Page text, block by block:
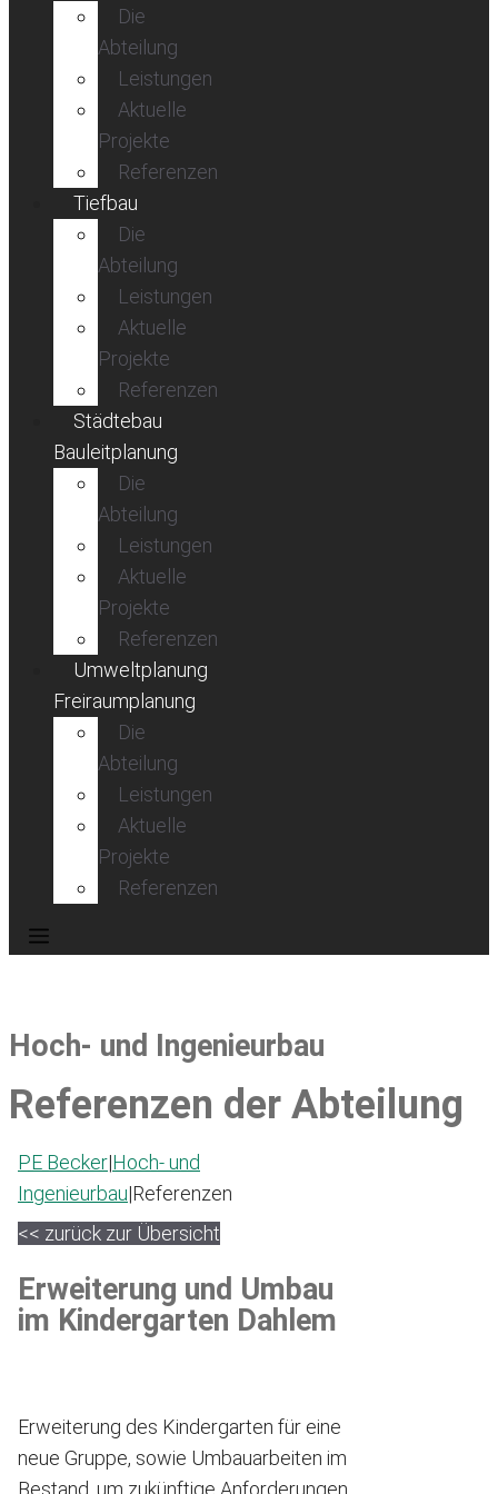
Die
Abteilung
Leistungen
Aktuelle
Projekte
Referenzen
Tiefbau
Die
Abteilung
Leistungen
Aktuelle
Projekte
Referenzen
Städtebau
Bauleitplanung
Die
Abteilung
Leistungen
Aktuelle
Projekte
Referenzen
Umweltplanung
Freiraumplanung
Die
Abteilung
Leistungen
Aktuelle
Projekte
Referenzen
Hoch- und Ingenieurbau
Referenzen der Abteilung
PE Becker|Hoch- und
Ingenieurbau|Referenzen
<< zurück zur Übersicht
Erweiterung und Umbau
im Kindergarten Dahlem
Erweiterung des Kindergarten für eine
neue Gruppe, sowie Umbauarbeiten im